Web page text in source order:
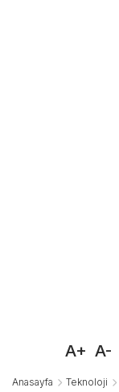
A+ A-
Anasayfa Teknoloji